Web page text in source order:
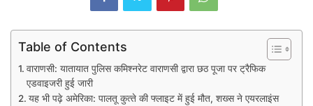
Table of Contents
वाराणसी: यातायात पुलिस कमिश्नरेट वाराणसी द्वारा छठ पूजा पर ट्रैफिक
एडवाइजरी हुई जारी
यह भी पढ़े अमेरिका: पालतू कुत्‍ते की फ्लाइट में हुई मौत, शख्स ने एयरलाइंस